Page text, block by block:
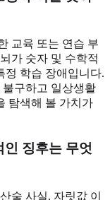
교육 또는 연습 부
가 숫자 및 수학적
정 학습 장애입니다.
구하고 일상생활
탐색해 볼 가치가
징후는 무엇
술 사실, 자릿값 이